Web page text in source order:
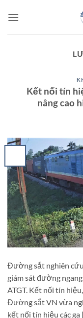
qua
Kết nối tín
nâng cao
Đường sắt nghiên
giám sát đường
ATGT. Kết nối tín
Đường sắt VN vừa
kết nối tín hiệu các ga